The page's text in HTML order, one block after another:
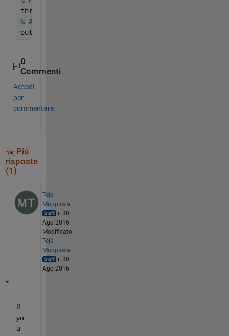
thresholds = imresize(thresholds, [rows, columns],
% Apply threshold.
out = data > thresholds;
0
Commenti
Accedi
per
commentare.
Più
risposte
(1)
Teja
Muppirala
il 30
Ago 2016
Modificato:
Teja
Muppirala
il 30
Ago 2016
If
yo
u